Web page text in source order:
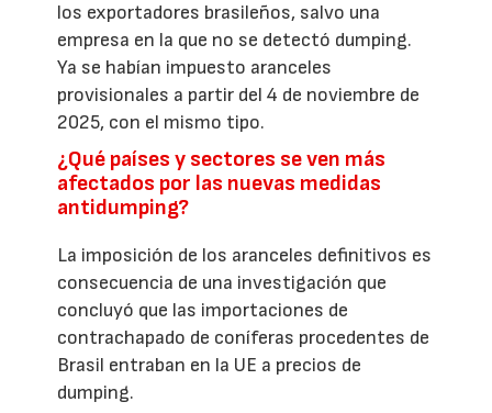
los exportadores brasileños, salvo una
empresa en la que no se detectó dumping.
Ya se habían impuesto aranceles
provisionales a partir del 4 de noviembre de
2025, con el mismo tipo.
¿Qué países y sectores se ven más
afectados por las nuevas medidas
antidumping?
La imposición de los aranceles definitivos es
consecuencia de una investigación que
concluyó que las importaciones de
contrachapado de coníferas procedentes de
Brasil entraban en la UE a precios de
dumping.